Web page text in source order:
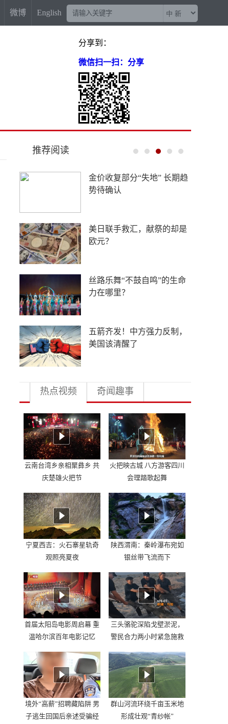
微博 English
分享到：
微信扫一扫：分享
推荐阅读
西藏寄宿制是托举高原少年
的光，不是西方脑补的“牢
中新网评：AI不能成为企业
低俗营销的“背锅侠”
导弹库存见底，美军急于研
发射程1800公里巨炮
中外合作办学提速扩围，国
际高校押注中国未来
热点视频 奇闻趣事
云南台湾乡亲相聚彝乡 共
庆楚雄火把节
火把映古城 八方游客四川
会理踏歌起舞
宁夏西吉：火石寨星轨奇
观照亮夏夜
陕西渭南：秦岭瀑布宛如
银丝带飞流而下
首届太阳岛电影周启幕 重
温哈尔滨百年电影记忆
三头骆驼深陷戈壁淤泥，
警民合力两小时紧急施救
境外“高薪”招聘藏陷阱 男
子逃生回国后亲述受骗经
群山河流环绕千亩玉米地
形成壮观“青纱帐”